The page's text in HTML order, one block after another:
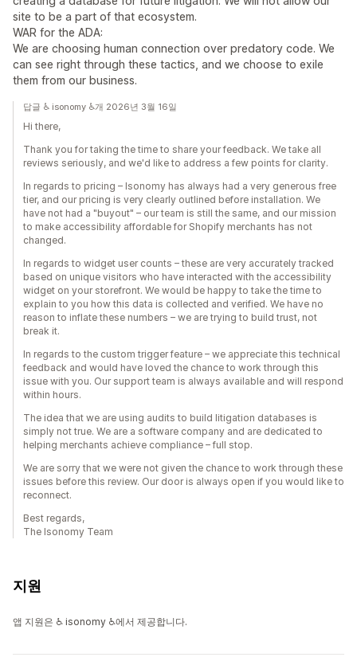
site to be a part of that ecosystem.
WAR for the ADA:
We are choosing human connection over predatory code. We
can see right through these tactics, and we choose to exile
them from our business.
답글 ♿ isonomy ♿개 2026년 3월 16일
Hi there,
Thank you for taking the time to share your feedback. We take all
reviews seriously, and we'd like to address a few points for clarity.
In regards to pricing – Isonomy has always had a very generous free
tier, and our pricing is very clearly outlined before installation. We
have not had a "buyout" – our team is still the same, and our mission
to make accessibility affordable for Shopify merchants has not
changed.
In regards to widget user counts – these are very accurately tracked
based on unique visitors who have interacted with the accessibility
widget on your storefront. We would be happy to take the time to
explain to you how this data is collected and verified. We have no
reason to inflate these numbers – we are trying to build trust, not
break it.
In regards to the custom trigger feature – we appreciate this technical
feedback and would have loved the chance to work through this
issue with you. Our support team is always available and will respond
within hours.
The idea that we are using audits to build litigation databases is
simply not true. We are a software company and are dedicated to
helping merchants achieve compliance – full stop.
We are sorry that we were not given the chance to work through these
issues before this review. Our door is always open if you would like to
reconnect.
Best regards,
The Isonomy Team
지원
앱 지원은 ♿ isonomy ♿에서 제공합니다.